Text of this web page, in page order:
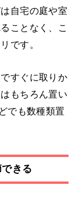
自宅の庭や室
ことなく、こ
です。
すぐに取りか
もちろん置い
でも数種類置
きる